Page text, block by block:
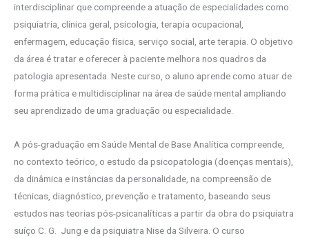
interdisciplinar que compreende a atuação de especialidades como:
psiquiatria, clínica geral, psicologia, terapia ocupacional,
enfermagem, educação física, serviço social, arte terapia. O objetivo
da área é tratar e oferecer à paciente melhora nos quadros da
patologia apresentada. Neste curso, o aluno aprende como atuar de
forma prática e multidisciplinar na área de saúde mental ampliando
seu aprendizado de uma graduação ou especialidade.
A pós-graduação em Saúde Mental de Base Analítica compreende,
no contexto teórico, o estudo da psicopatologia (doenças mentais),
da dinâmica e instâncias da personalidade, na compreensão de
técnicas, diagnóstico, prevenção e tratamento, baseando seus
estudos nas teorias pós-psicanalíticas a partir da obra do psiquiatra
suíço C. G. Jung e da psiquiatra Nise da Silveira. O curso